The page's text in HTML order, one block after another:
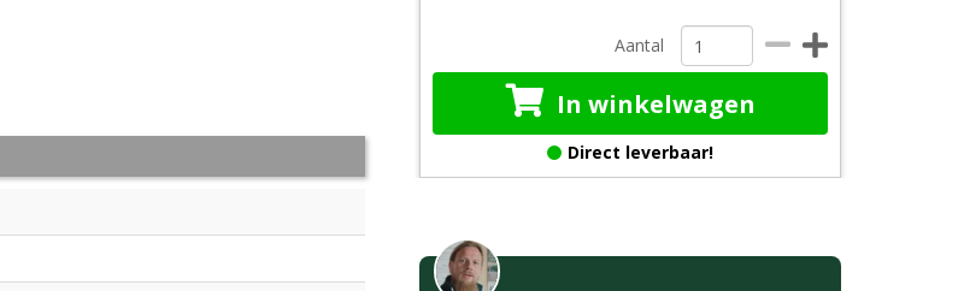
Aantal
In winkelwagen
Direct leverbaar!